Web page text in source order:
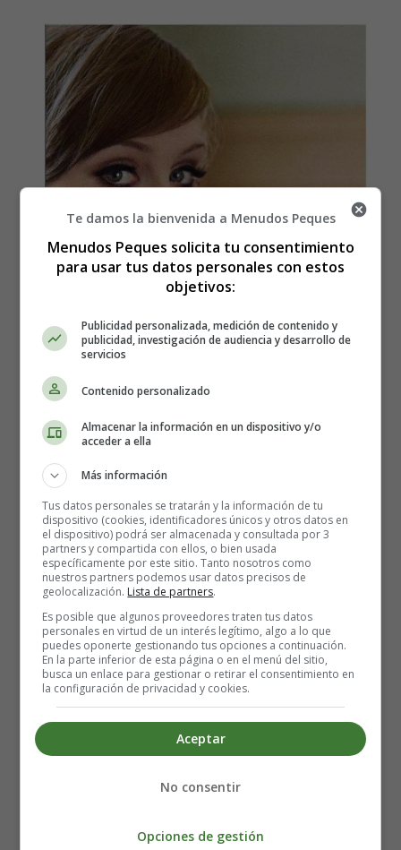
When the rain
Is blowing in your face
And the whole world, Is on your case
I could offer you, a warm embrace
To make you feel my love
And the stars appear
And there is no one there
To dry your tears
Te damos la bienvenida a Menudos Peques
Menudos Peques solicita tu consentimiento
para usar tus datos personales con estos
objetivos:
Publicidad personalizada, medición de contenido y
publicidad, investigación de audiencia y desarrollo de
servicios
Contenido personalizado
Almacenar la información en un dispositivo y/o
acceder a ella
Más información
Tus datos personales se tratarán y la información de tu
dispositivo (cookies, identificadores únicos y otros datos en
el dispositivo) podrá ser almacenada y consultada por 3
partners y compartida con ellos, o bien usada
específicamente por este sitio. Tanto nosotros como
nuestros partners podemos usar datos precisos de
geolocalización. Lista de partners.
Es posible que algunos proveedores traten tus datos
personales en virtud de un interés legítimo, algo a lo que
puedes oponerte gestionando tus opciones a continuación.
En la parte inferior de esta página o en el menú del sitio,
busca un enlace para gestionar o retirar el consentimiento en
la configuración de privacidad y cookies.
Aceptar
No consentir
Opciones de gestión